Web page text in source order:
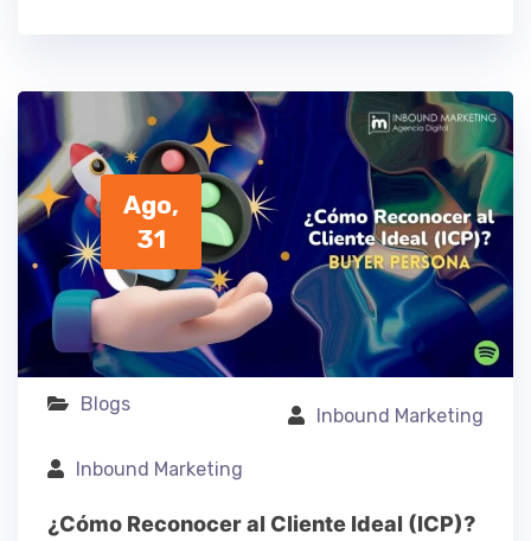
Ago,
31
Blogs
Inbound Marketing
Inbound Marketing
¿Cómo Reconocer al Cliente Ideal (ICP)?